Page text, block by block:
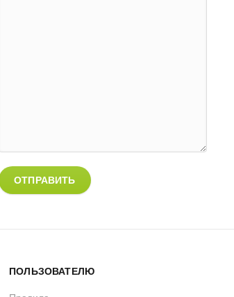
ОТПРАВИТЬ
ПОЛЬЗОВАТЕЛЮ